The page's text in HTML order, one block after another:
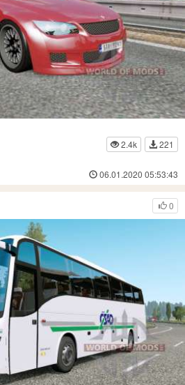
2.4k
221
06.01.2020 05:53:43
0